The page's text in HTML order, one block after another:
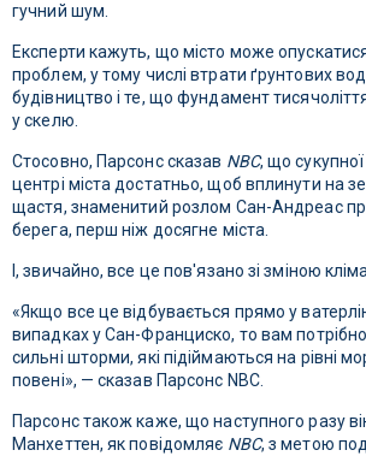
гучний шум.
Експерти кажуть, що місто може
проблем, у тому числі втрати ґрунтових
будівництво і те, що фундамент
у скелю.
Стосовно, Парсонс сказав NBC, що сукупної
центрі міста достатньо, щоб вплинути на
щастя, знаменитий розлом Сан-Андреас
берега, перш ніж досягне міста.
І, звичайно, все це пов'язано зі зміною
«Якщо все це відбувається прямо у
випадках у Сан-Франциско, то вам
сильні шторми, які підіймаються на рівні
повені», — сказав Парсонс NBC.
Парсонс також каже, що наступного разу
Манхеттен, як повідомляє NBC, з метою